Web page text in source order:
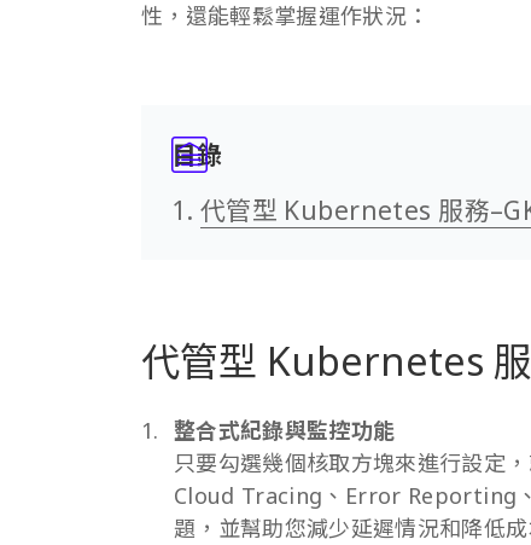
性，還能輕鬆掌握運作狀況：
目錄
代管型 Kubernetes 服務
代管型 Kubernetes
整合式紀錄與監控功能
只要勾選幾個核取方塊來進行設
Cloud Tracing、Error Reporting
題，並幫助您減少延遲情況和降低